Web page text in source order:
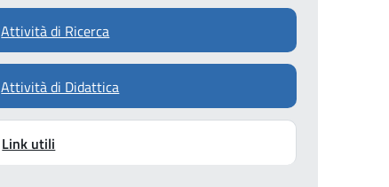
Attività di Ricerca
Attività di Didattica
Link utili